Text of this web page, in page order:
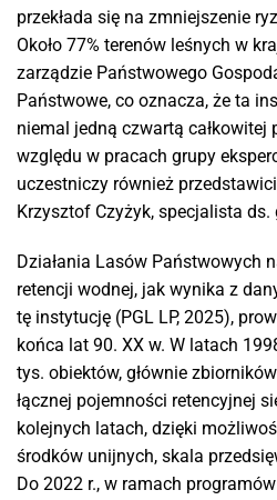
przekłada się na zmniejszenie
Około 77% terenów leśnych w
zarządzie Państwowego
Państwowe, co oznacza, że ta
niemal jedną czwartą całkowitej
względu w pracach grupy
uczestniczy również
Krzysztof Czyżyk, specjalista
Działania Lasów Państwowych
retencji wodnej, jak wynika z
tę instytucję (PGL LP, 2025),
końca lat 90. XX w. W latach
tys. obiektów, głównie
łącznej pojemności retencyjnej
kolejnych latach, dzięki
środków unijnych, skala
Do 2022 r., w ramach